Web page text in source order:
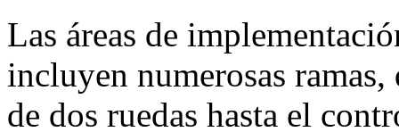
Las áreas de
incluyen numerosas
de dos ruedas hasta el